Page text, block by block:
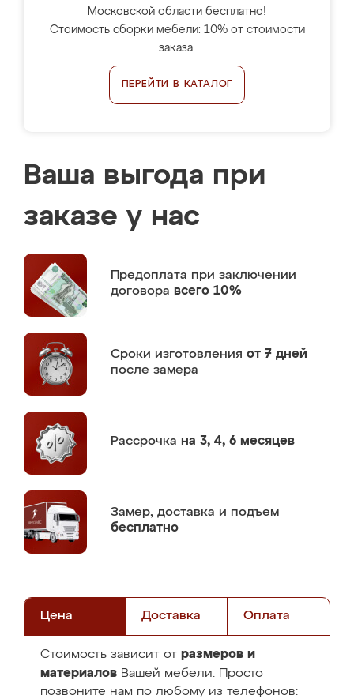
Московской области бесплатно!
Стоимость сборки мебели: 10% от стоимости
заказа.
ПЕРЕЙТИ В КАТАЛОГ
Ваша выгода при
заказе у нас
Предоплата при заключении
договора всего 10%
Сроки изготовления от 7 дней
после замера
Рассрочка на 3, 4, 6 месяцев
Замер, доставка и подъем
бесплатно
Цена Доставка Оплата
Стоимость зависит от размеров и
материалов Вашей мебели. Просто
позвоните нам по любому из телефонов: